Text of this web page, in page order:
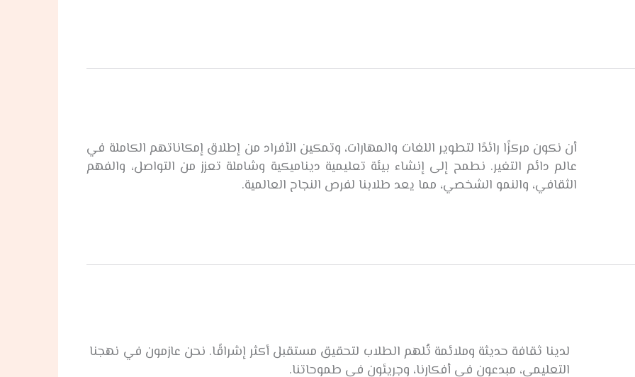
أن نكون مركزًا رائدًا لتطوير اللغات والمهارات، وتمكين الأفراد من إطلاق إمكاناتهم الكاملة في
عالم دائم التغير. نطمح إلى إنشاء بيئة تعليمية ديناميكية وشاملة تعزز من التواصل، والفهم
الثقافي، والنمو الشخصي، مما يعد طلابنا لفرص النجاح العالمية.
لدينا ثقافة حديثة وملائمة تُلهم الطلاب لتحقيق مستقبل أكثر إشراقًا. نحن عازمون في نهجنا
التعليمي، مبدعون في أفكارنا، وجريئون في طموحاتنا.